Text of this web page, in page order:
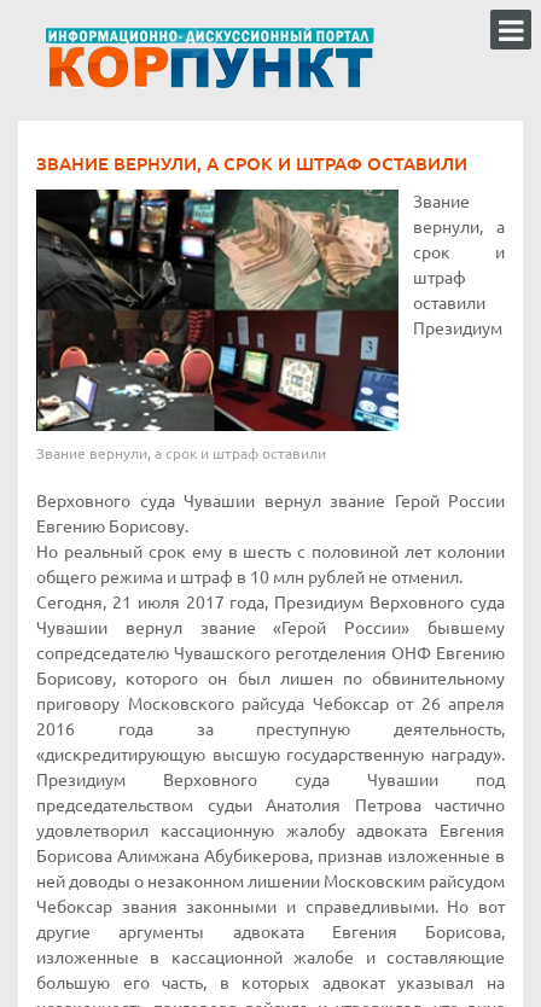
ЗВАНИЕ ВЕРНУЛИ, А СРОК И ШТРАФ ОСТАВИЛИ
Звание вернули, а срок и штраф оставили
Звание
вернули, а
срок и
штраф
оставили
Президиум
Верховного суда Чувашии вернул звание Герой России
Евгению Борисову.
Но реальный срок ему в шесть с половиной лет колонии
общего режима и штраф в 10 млн рублей не отменил.
Сегодня, 21 июля 2017 года, Президиум Верховного суда
Чувашии вернул звание «Герой России» бывшему
сопредседателю Чувашского реготделения ОНФ Евгению
Борисову, которого он был лишен по обвинительному
приговору Московского райсуда Чебоксар от 26 апреля
2016 года за преступную деятельность,
«дискредитирующую высшую государственную награду».
Президиум Верховного суда Чувашии под
председательством судьи Анатолия Петрова частично
удовлетворил кассационную жалобу адвоката Евгения
Борисова Алимжана Абубикерова, признав изложенные в
ней доводы о незаконном лишении Московским райсудом
Чебоксар звания законными и справедливыми. Но вот
другие аргументы адвоката Евгения Борисова,
изложенные в кассационной жалобе и составляющие
большую его часть, в которых адвокат указывал на